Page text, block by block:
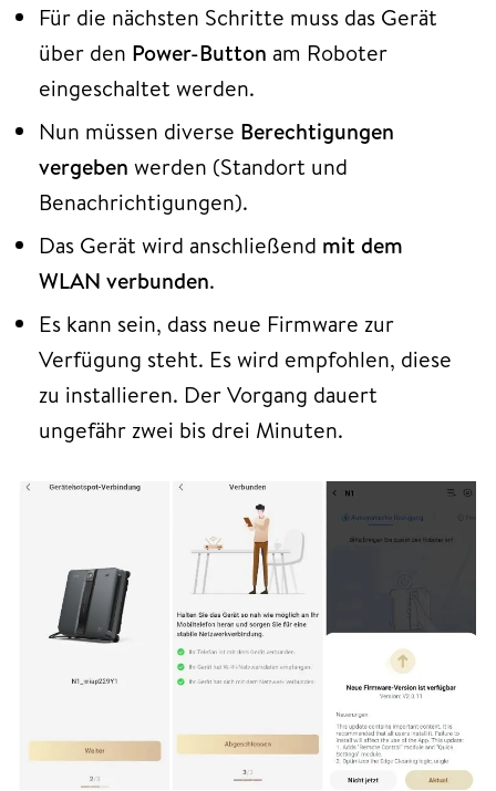
Für die nächsten Schritte muss das Gerät
über den Power-Button am Roboter
eingeschaltet werden.
Nun müssen diverse Berechtigungen
vergeben werden (Standort und
Benachrichtigungen).
Das Gerät wird anschließend mit dem
WLAN verbunden.
Es kann sein, dass neue Firmware zur
Verfügung steht. Es wird empfohlen, diese
zu installieren. Der Vorgang dauert
ungefähr zwei bis drei Minuten.